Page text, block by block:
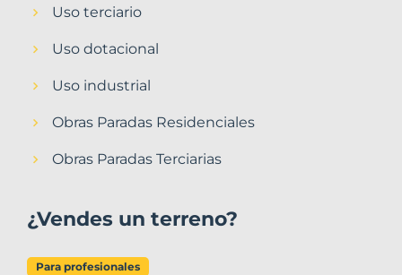
Uso terciario
Uso dotacional
Uso industrial
Obras Paradas Residenciales
Obras Paradas Terciarias
¿Vendes un terreno?
Para profesionales